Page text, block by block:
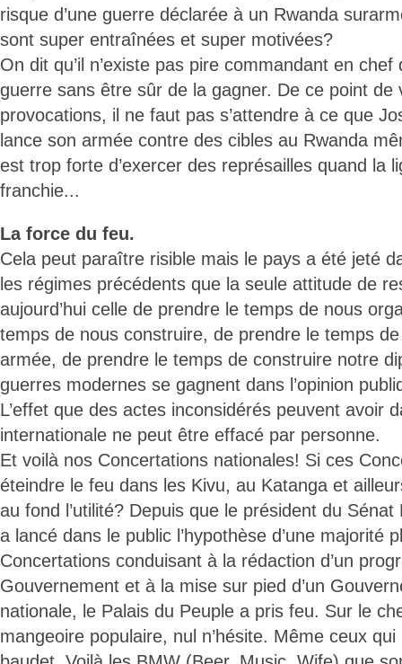
risque d’une guerre déclarée à un Rwanda
sont super entraînées et super motivées?
On dit qu’il n’existe pas pire commandant en
guerre sans être sûr de la gagner. De ce point de
provocations, il ne faut pas s’attendre à ce que
lance son armée contre des cibles au Rwanda
est trop forte d’exercer des représailles quand la
franchie...
La force du feu.
Cela peut paraître risible mais le pays a été jeté
les régimes précédents que la seule attitude de
aujourd’hui celle de prendre le temps de nous
temps de nous construire, de prendre le temps
armée, de prendre le temps de construire notre
guerres modernes se gagnent dans l’opinion
L’effet que des actes inconsidérés peuvent avoir
internationale ne peut être effacé par personne.
Et voilà nos Concertations nationales! Si ces
éteindre le feu dans les Kivu, au Katanga et
au fond l’utilité? Depuis que le président du
a lancé dans le public l’hypothèse d’une majorité
Concertations conduisant à la rédaction d’un
Gouvernement et à la mise sur pied d’un
nationale, le Palais du Peuple a pris feu. Sur le
mangeoire populaire, nul n’hésite. Même ceux